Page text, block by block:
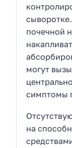
почечной
могут
симптомы
на